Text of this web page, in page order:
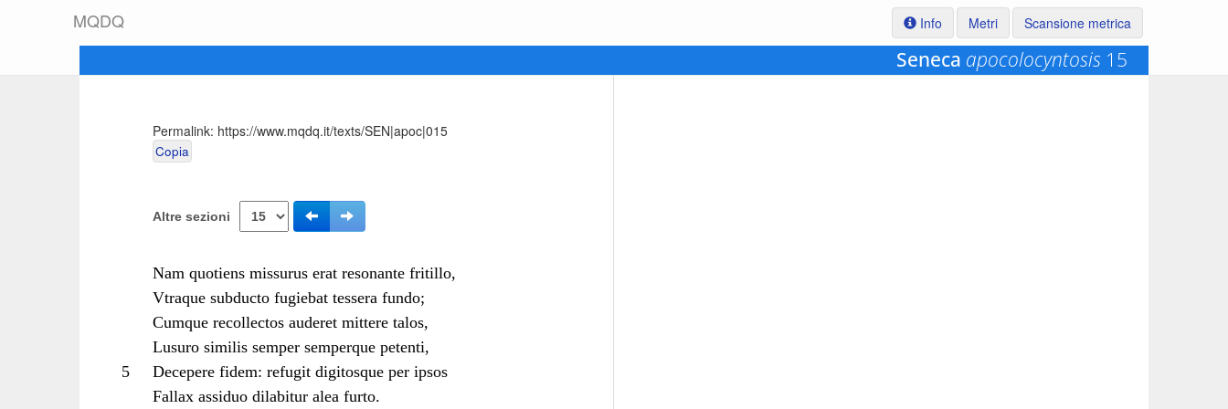
MQDQ Info Metri Scansione metrica
Seneca apocolocyntosis15
Permalink: https://www.mqdq.it/texts/SEN|apoc|015
Copia
Altre sezioni
Nam quotiens missurus erat resonante fritillo,
Vtraque subducto fugiebat tessera fundo;
Cumque recollectos auderet mittere talos,
Lusuro similis semper semperque petenti,
5
Decepere fidem: refugit digitosque per ipsos
Fallax assiduo dilabitur alea furto.